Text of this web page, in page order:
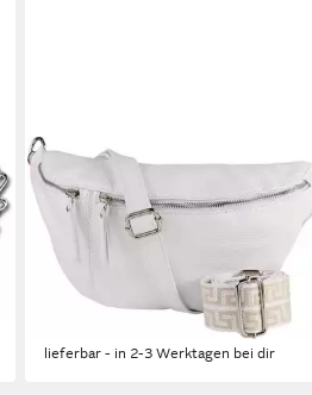
TOSCANTO
Gürteltasche Toscanto Tasche weiß
Gürteltasche sehr (Gürteltasche),
Damen Gürteltasche Leder, weiß ca.
37cm x ca. 20cm
98,94 €
lieferbar - in 2-3 Werktagen bei dir